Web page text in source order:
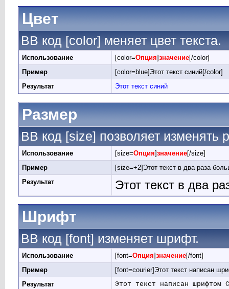
Цвет
BB код [color] меняет цвет текста.
Использование [color=Опция]значение[/color]
Пример
[color=blue]Этот текст синий[/color]
Результат
Этот текст синий
Размер
BB код [size] позволяет изменять
Использование [size=Опция]значение[/size]
Пример
[size=+2]Этот текст в два раза
Результат
Этот текст в два
Шрифт
BB код [font] изменяет шрифт.
Использование [font=Опция]значение[/font]
Пример
[font=courier]Этот текст написан
Результат
Этот текст написан шрифтом